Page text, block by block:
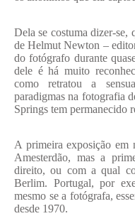
​Dela se costuma dizer-
de Helmut Newton –
do fotógrafo durante
dele é há muito
como retratou a
paradigmas na fotografia
Springs tem permanecido
​A primeira exposição em
Amesterdão, mas a
direito, ou com a qual
Berlim. Portugal, por
mesmo se a fotógrafa,
desde 1970.